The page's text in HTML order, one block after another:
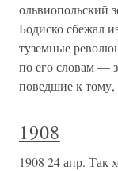
ольвиопольский
Бодиско сбежал
туземные
по его словам —
поведшие к тому,
1908
1908 24 апр. Так